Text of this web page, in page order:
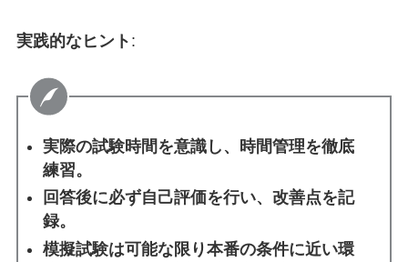
実践的なヒント :
実際の試験時間を意識し、時間管理を徹底
練習。
回答後に必ず自己評価を行い、改善点を記
録。
模擬試験は可能な限り本番の条件に近い環